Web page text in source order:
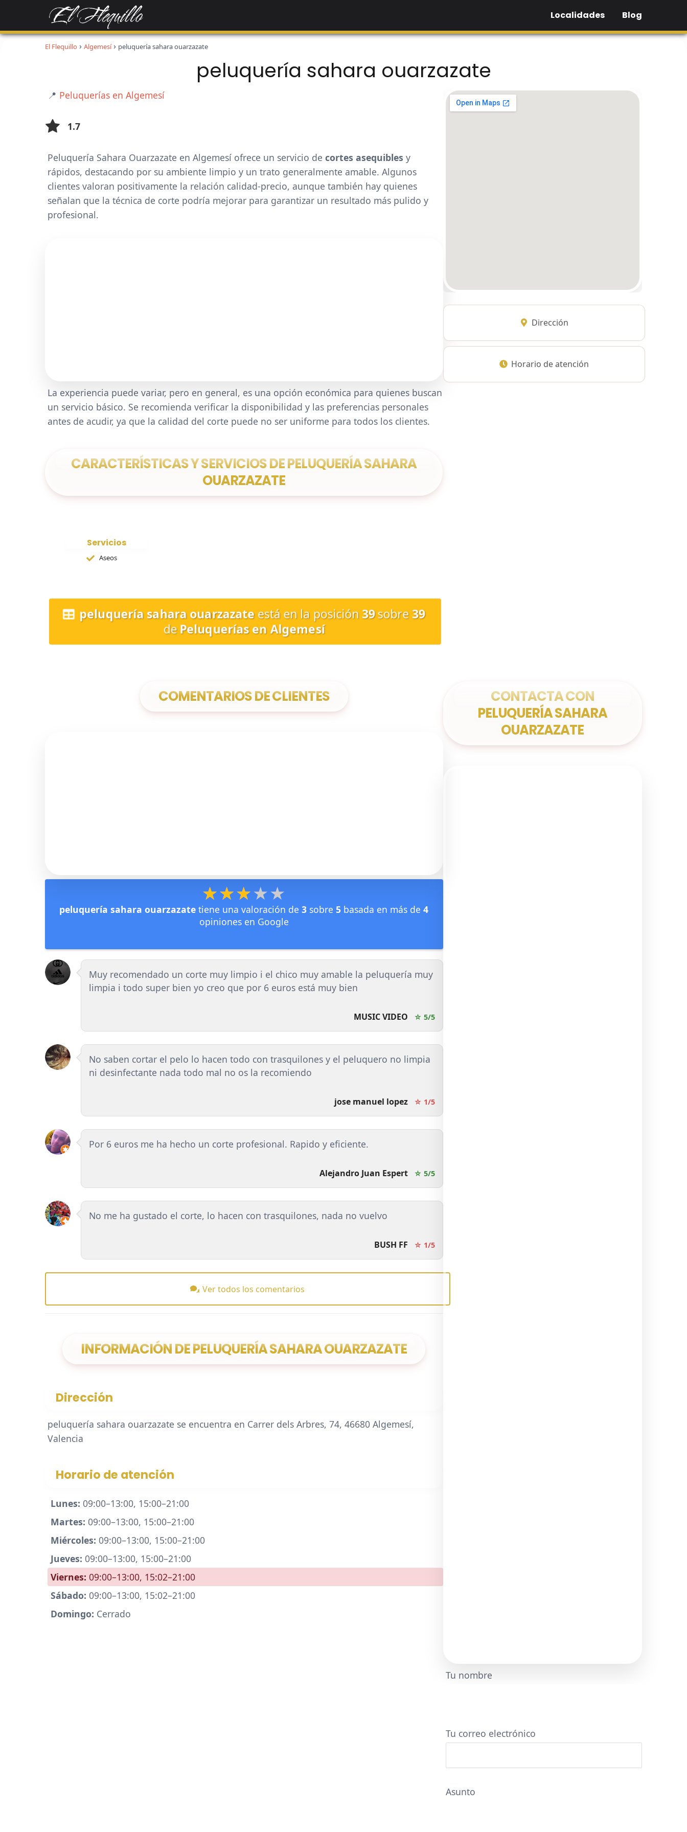
Localidades Blog
El Flequillo Algemesí peluquería sahara ouarzazate
peluquería sahara ouarzazate
📍 Peluquerías en Algemesí
1.7
Peluquería Sahara Ouarzazate en Algemesí ofrece un servicio de cortes asequibles y
rápidos, destacando por su ambiente limpio y un trato generalmente amable. Algunos
clientes valoran positivamente la relación calidad-precio, aunque también hay quienes
señalan que la técnica de corte podría mejorar para garantizar un resultado más pulido y
profesional.
La experiencia puede variar, pero en general, es una opción económica para quienes buscan
un servicio básico. Se recomienda verificar la disponibilidad y las preferencias personales
antes de acudir, ya que la calidad del corte puede no ser uniforme para todos los clientes.
CARACTERÍSTICAS Y SERVICIOS DE PELUQUERÍA SAHARA
OUARZAZATE
Servicios
Aseos
peluquería sahara ouarzazate está en la posición39sobre39
de Peluquerías en Algemesí
Dirección
Horario de atención
COMENTARIOS DE CLIENTES
★★★★★
★★★★★
peluquería sahara ouarzazate tiene una valoración de3 sobre5 basada en más de4
opiniones en Google
Muy recomendado un corte muy limpio i el chico muy amable la peluquería muy
limpia i todo super bien yo creo que por 6 euros está muy bien
MUSIC VIDEO ☆ 5/5
No saben cortar el pelo lo hacen todo con trasquilones y el peluquero no limpia
ni desinfectante nada todo mal no os la recomiendo
jose manuel lopez ☆ 1/5
Por 6 euros me ha hecho un corte profesional. Rapido y eficiente.
Alejandro Juan Espert ☆ 5/5
No me ha gustado el corte, lo hacen con trasquilones, nada no vuelvo
BUSH FF ☆ 1/5
Ver todos los comentarios
INFORMACIÓN DE PELUQUERÍA SAHARA OUARZAZATE
Dirección
peluquería sahara ouarzazate se encuentra en Carrer dels Arbres, 74, 46680 Algemesí,
Valencia
Horario de atención
Lunes: 09:00–13:00, 15:00–21:00
Martes: 09:00–13:00, 15:00–21:00
Miércoles: 09:00–13:00, 15:00–21:00
Jueves: 09:00–13:00, 15:00–21:00
Viernes: 09:00–13:00, 15:02–21:00
Sábado: 09:00–13:00, 15:02–21:00
Domingo: Cerrado
CONTACTA CON
PELUQUERÍA SAHARA
OUARZAZATE
Tu nombre
Tu correo electrónico
Asunto